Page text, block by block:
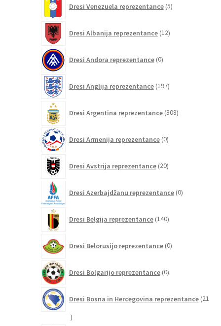
Dresi Venezuela reprezentance 5izdelkov
Dresi Albanija reprezentance 12izdelkov
Dresi Andora reprezentance 0izdelkov
Dresi Anglija reprezentance 197izdelkov
Dresi Argentina reprezentance 308izdelkov
Dresi Armenija reprezentance 0izdelkov
Dresi Avstrija reprezentance 20izdelkov
Dresi Azerbajdžanu reprezentance 0izdelkov
Dresi Belgija reprezentance 140izdelkov
Dresi Belorusijo reprezentance 0izdelkov
Dresi Bolgarijo reprezentance 0izdelkov
Dresi Bosna in Hercegovina reprezentance 21
21